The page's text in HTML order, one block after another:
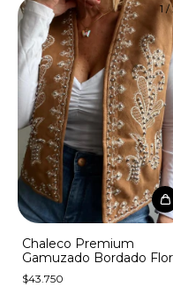
1 /
Chaleco Premium
Gamuzado Bordado Flor
con Perlas
$43.750